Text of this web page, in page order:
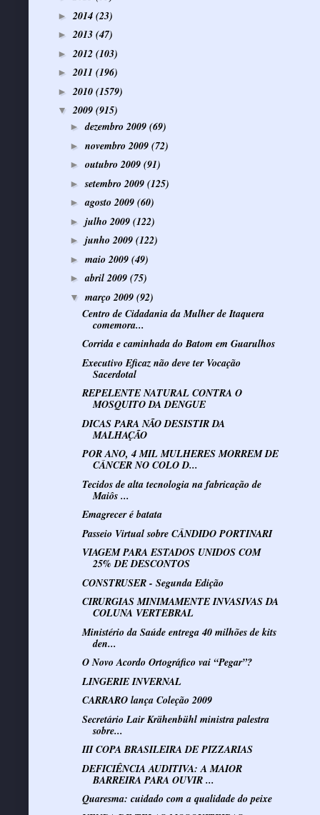
► 2014 (23)
► 2013 (47)
► 2012 (103)
► 2011 (196)
► 2010 (1579)
▼ 2009 (915)
►dezembro 2009 (69)
► novembro 2009 (72)
► outubro 2009 (91)
► setembro 2009 (125)
►agosto 2009 (60)
► julho 2009 (122)
► junho 2009 (122)
► maio 2009 (49)
►abril 2009 (75)
▼ março 2009 (92)
Centro de Cidadania da Mulher de Itaquera
comemora...
Corrida e caminhada do Batom em Guarulhos
Executivo Eficaz não deve ter Vocação
Sacerdotal
REPELENTE NATURAL CONTRA O
MOSQUITO DA DENGUE
DICAS PARA NÃO DESISTIR DA
MALHAÇÃO
POR ANO, 4 MIL MULHERES MORREM DE
CÂNCER NO COLO D...
Tecidos de alta tecnologia na fabricação de
Maiôs ...
Emagrecer é batata
Passeio Virtual sobre CÂNDIDO PORTINARI
VIAGEM PARA ESTADOS UNIDOS COM
25% DE DESCONTOS
CONSTRUSER - Segunda Edição
CIRURGIAS MINIMAMENTE INVASIVAS DA
COLUNA VERTEBRAL
Ministério da Saúde entrega 40 milhões de kits
den...
O Novo Acordo Ortográfico vai “Pegar”?
LINGERIE INVERNAL
CARRARO lança Coleção 2009
Secretário Lair Krähenbühl ministra palestra
sobre...
III COPA BRASILEIRA DE PIZZARIAS
DEFICIÊNCIA AUDITIVA: A MAIOR
BARREIRA PARA OUVIR ...
Quaresma: cuidado com a qualidade do peixe